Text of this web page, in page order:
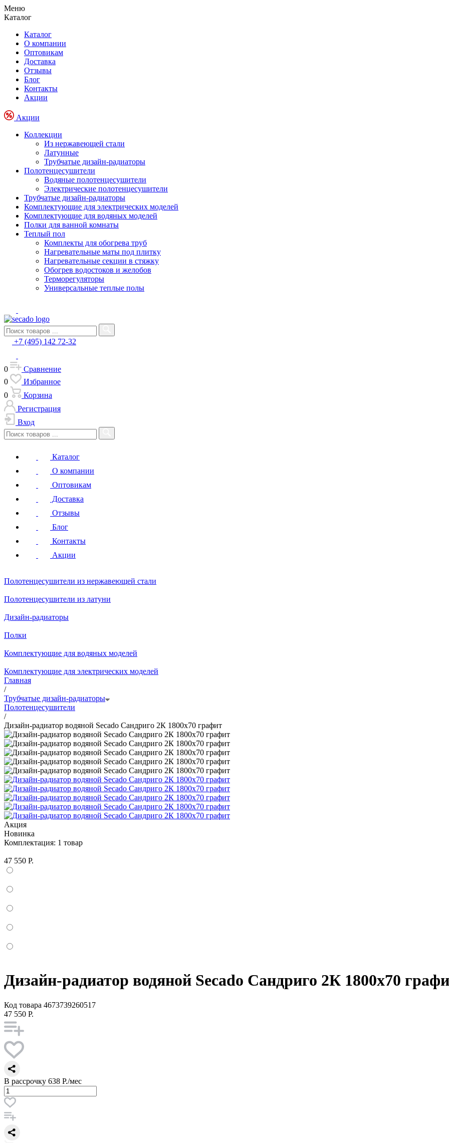
Меню
Каталог
Каталог
О компании
Оптовикам
Доставка
Отзывы
Блог
Контакты
Акции
Акции
Коллекции
Из нержавеющей стали
Латунные
Трубчатые дизайн-радиаторы
Полотенцесушители
Водяные полотенцесушители
Электрические полотенцесушители
Трубчатые дизайн-радиаторы
Комплектующие для электрических моделей
Комплектующие для водяных моделей
Полки для ванной комнаты
Теплый пол
Комплекты для обогрева труб
Нагревательные маты под плитку
Нагревательные секции в стяжку
Обогрев водостоков и желобов
Терморегуляторы
Универсальные теплые полы
+7 (495) 142 72-32
0
Сравнение
0
Избранное
0
Корзина
Регистрация
Вход
Каталог
О компании
Оптовикам
Доставка
Отзывы
Блог
Контакты
Акции
Полотенцесушители из нержавеющей стали
Полотенцесушители из латуни
Дизайн-радиаторы
Полки
Комплектующие для водяных моделей
Комплектующие для электрических моделей
Главная
/
Трубчатые дизайн-радиаторы
Полотенцесушители
/
Дизайн-радиатор водяной Secado Сандриго 2К 1800x70 графит
Акция
Новинка
Комплектация: 1 товар
47 550 Р.
Дизайн-радиатор водяной Secado Сандриго 2К 1800x70
Код товара 4673739260517
47 550 Р.
В рассрочку 638 Р./мес